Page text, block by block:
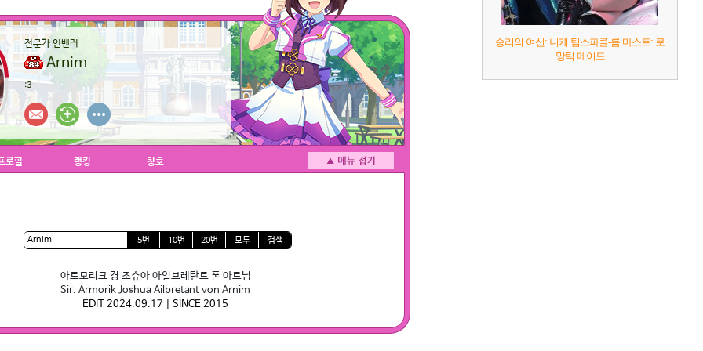
전문가 인벤러
Arnim
:3
로필 랭킹 칭호
5번 10번 20번 모두 검색
아르모리크 경 조슈아 아일브레탄트 폰 아르님
Sir. Armorik Joshua Ailbretant von Arnim
EDIT 2024.09.17 | SINCE 2015
승리의 여신: 니케 팀스파클-륨 마스트: 로
망틱 메이드